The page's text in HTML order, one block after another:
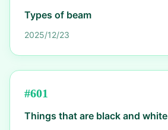
Types of beam
2025/12/23
#601
Things that are black and white